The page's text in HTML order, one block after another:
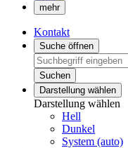
mehr
Kontakt
Suche öffnen
Suchen
Darstellung wählen
Darstellung wählen
Hell
Dunkel
System (auto)